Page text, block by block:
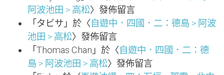
阿波池田 > 高松〉發佈留言
「 タビサ 」於〈自遊中．四國．二：德島 > 阿波
池田 > 高松〉發佈留言
「Thomas Chan 」於〈自遊中．四國．二：德
島 > 阿波池田 > 高松〉發佈留言